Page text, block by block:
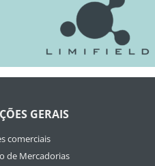
GERAIS
comerciais
de Mercadorias